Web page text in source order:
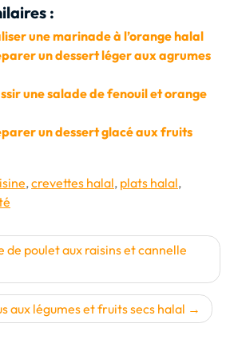
:
une marinade à l’orange halal
un dessert léger aux agrumes
une salade de fenouil et orange
un dessert glacé aux fruits
, crevettes halal, plats halal,
de poulet aux raisins et cannelle
aux légumes et fruits secs halal